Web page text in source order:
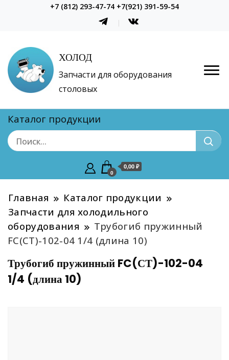
+7 (812) 293-47-74 +7(921) 391-59-54
ХОЛОД
Запчасти для оборудования
столовых
Каталог продукции
0
0,00 ₽
Главная
Каталог продукции
Запчасти для холодильного
оборудования
Трубогиб пружинный
FC(СТ)-102-04 1/4 (длина 10)
Трубогиб пружинный FC(СТ)-102-04
1/4 (длина 10)